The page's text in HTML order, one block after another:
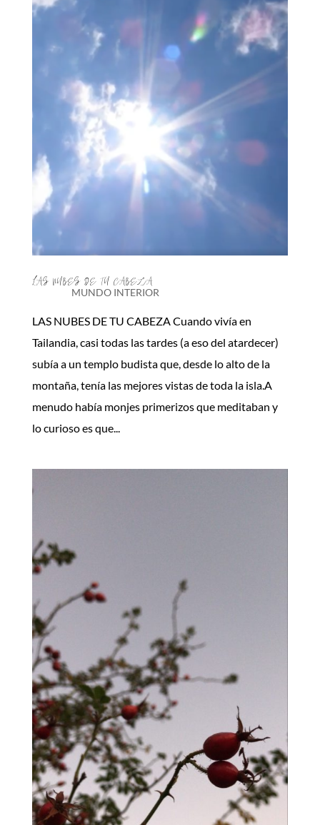
LAS NUBES DE TU CABEZA
MUNDO INTERIOR
LAS NUBES DE TU CABEZA Cuando vivía en
Tailandia, casi todas las tardes (a eso del atardecer)
subía a un templo budista que, desde lo alto de la
montaña, tenía las mejores vistas de toda la isla.A
menudo había monjes primerizos que meditaban y
lo curioso es que...